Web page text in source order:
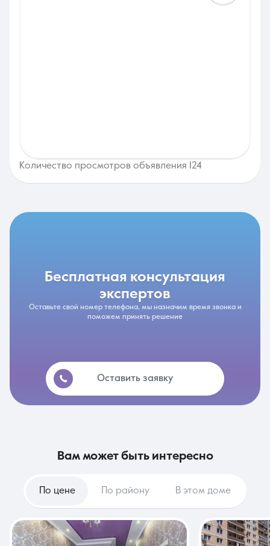
Количество просмотров объявления 124
бесплатная консультация
экспертов
Оставьте свой номер телефона, мы назначим время звонка и
поможем принять решение
Оставить заявку
вам может быть интересно
По цене По району В этом доме